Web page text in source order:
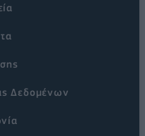
Δεδομένων